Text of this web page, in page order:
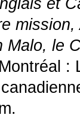
et
Malo, le
: